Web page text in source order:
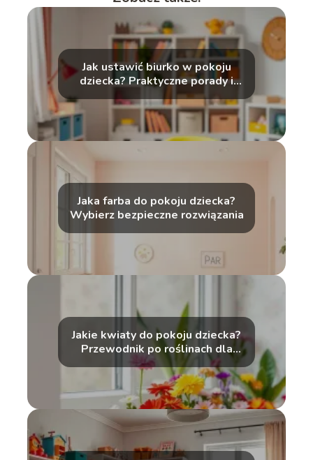
Jak ustawić biurko w pokoju
dziecka? Praktyczne porady i
wskazówki
Jaka farba do pokoju dziecka?
Wybierz bezpieczne rozwiązania
Jakie kwiaty do pokoju dziecka?
Przewodnik po roślinach dla
malucha